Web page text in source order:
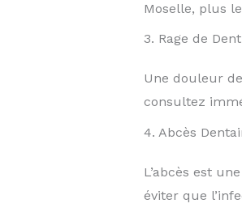
Moselle, plus
3. Rage de
Une douleur
consultez
4. Abcès
L’abcès est
éviter que